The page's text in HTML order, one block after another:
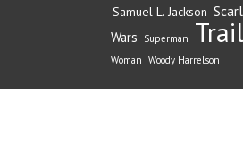
Samuel L. Jackson
Wars
Superman
Woman Woody Harrelson